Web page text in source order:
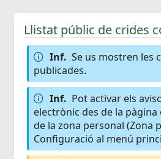
Llistat públic de crides
Inf. Se us mostren les
publicades.
Inf. Pot activar els
electrònic des de la
de la zona personal (Zona
Configuració al menú